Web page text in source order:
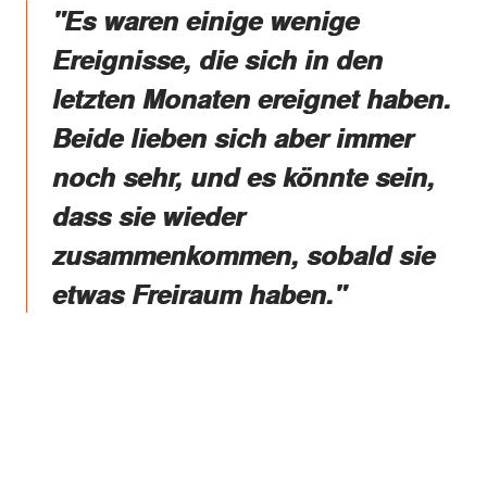
"Es waren einige wenige
Ereignisse, die sich in den
letzten Monaten ereignet haben.
Beide lieben sich aber immer
noch sehr, und es könnte sein,
dass sie wieder
zusammenkommen, sobald sie
etwas Freiraum haben."